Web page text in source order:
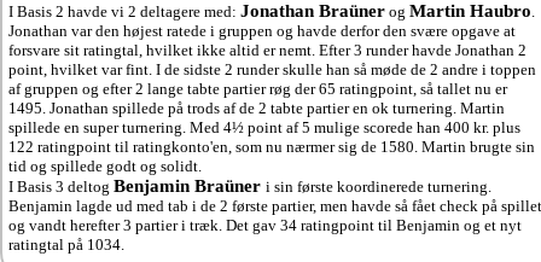
I Basis 2 havde vi 2 deltagere med: Jonathan Braüner og Martin Haubro.
Jonathan var den højest ratede i gruppen og havde derfor den svære opgave at
forsvare sit ratingtal, hvilket ikke altid er nemt. Efter 3 runder havde Jonathan 2
point, hvilket var fint. I de sidste 2 runder skulle han så møde de 2 andre i toppen
af gruppen og efter 2 lange tabte partier røg der 65 ratingpoint, så tallet nu er
1495. Jonathan spillede på trods af de 2 tabte partier en ok turnering. Martin
spillede en super turnering. Med 4½ point af 5 mulige scorede han 400 kr. plus
122 ratingpoint til ratingkonto'en, som nu nærmer sig de 1580. Martin brugte sin
tid og spillede godt og solidt.
I Basis 3 deltog Benjamin Braüner i sin første koordinerede turnering.
Benjamin lagde ud med tab i de 2 første partier, men havde så fået check på spillet
og vandt herefter 3 partier i træk. Det gav 34 ratingpoint til Benjamin og et nyt
ratingtal på 1034.